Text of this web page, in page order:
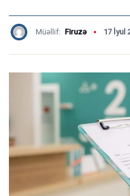
Müəllif: Firuzə 17 İyul